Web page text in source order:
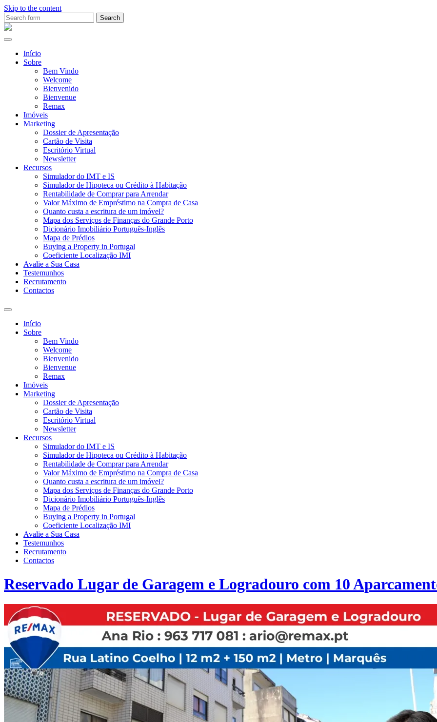
Skip to the content
Search
for:Ana
Início
Sobre
Bem Vindo
Welcome
Bienvenido
Bienvenue
Remax
Imóveis
Marketing
Dossier de Apresentação
Cartão de Visita
Escritório Virtual
Newsletter
Recursos
Simulador do IMT e IS
Simulador de Hipoteca ou Crédito à Habitação
Rentabilidade de Comprar para Arrendar
Valor Máximo de Empréstimo na Compra de Casa
Quanto custa a escritura de um imóvel?
Mapa dos Serviços de Finanças do Grande Porto
Dicionário Imobiliário Português-Inglês
Mapa de Prédios
Buying a Property in Portugal
Coeficiente Localização IMI
Avalie a Sua Casa
Testemunhos
Recrutamento
Contactos
Toggle
search
field
Início
Sobre
Bem Vindo
Welcome
Bienvenido
Bienvenue
Remax
Imóveis
Marketing
Dossier de Apresentação
Cartão de Visita
Escritório Virtual
Newsletter
Recursos
Simulador do IMT e IS
Simulador de Hipoteca ou Crédito à Habitação
Rentabilidade de Comprar para Arrendar
Valor Máximo de Empréstimo na Compra de Casa
Quanto custa a escritura de um imóvel?
Mapa dos Serviços de Finanças do Grande Porto
Dicionário Imobiliário Português-Inglês
Mapa de Prédios
Buying a Property in Portugal
Coeficiente Localização IMI
Avalie a Sua Casa
Testemunhos
Recrutamento
Contactos
Reservado Lugar de Garagem e Logradouro com 10